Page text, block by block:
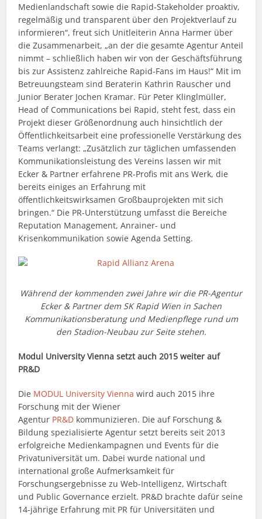
Medienlandschaft sowie die Rapid-Stakeholder proaktiv,
regelmäßig und transparent über den Projektverlauf zu
informieren“, freut sich Unitleiterin Anna Harmer über
die Zusammenarbeit, „an der die gesamte Agentur Anteil
nimmt – schließlich haben wir von der Geschäftsführung
bis zur Assistenz zahlreiche Rapid-Fans im Haus!“ Mit im
Betreuungsteam sind Beraterin Kathrin Rauscher und
Junior Berater Jochen Kramar. Für Peter Klinglmüller,
Head of Communications bei Rapid, steht fest, dass ein
Projekt dieser Größenordnung auch hinsichtlich der
Öffentlichkeitsarbeit eine professionelle Verstärkung des
Teams verlangt: „Zusätzlich zur täglichen umfassenden
Kommunikationsleistung des Vereins lassen wir mit
Ecker & Partner erfahrene PR-Profis mit ans Werk, die
bereits einiges an Erfahrung mit
öffentlichkeitswirksamen Großbauprojekten mit sich
bringen.“ Die PR-Unterstützung umfasst die Bereiche
Reputation Management, Anrainer- und
Krisenkommunikation sowie Agenda Setting.
Während der kommenden zwei Jahre wir die PR-Agentur
Ecker & Partner dem SK Rapid Wien in Sachen
Kommunikationsberatung und Medienpflege rund um
den Stadion-Neubau zur Seite stehen.
Modul University Vienna setzt auch 2015 weiter auf
PR&D
Die MODUL University Vienna wird auch 2015 ihre
Forschung mit der Wiener
Agentur PR&D kommunizieren. Die auf Forschung &
Bildung spezialisierte Agentur setzt bereits seit 2013
erfolgreiche Medienkampagnen und Events für die
Privatuniversität um. Dabei wurde national und
international große Aufmerksamkeit für
Forschungsergebnisse zu Web-Intelligenz, Wirtschaft
und Public Governance erzielt. PR&D brachte dafür seine
14-jährige Erfahrung mit PR für Universitäten und